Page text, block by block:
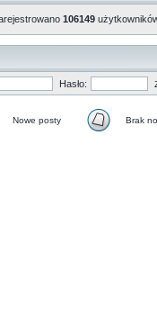
106149
Hasło:
Nowe posty Brak